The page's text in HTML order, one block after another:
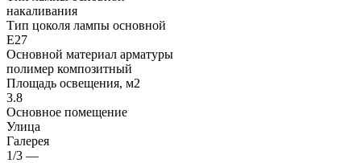
накаливания
Тип цоколя лампы основной
E27
Основной материал арматуры
полимер композитный
Площадь освещения, м2
3.8
Основное помещение
Улица
Галерея
1/3 —